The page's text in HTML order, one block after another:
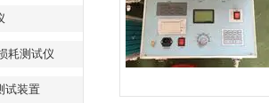
耗测试仪
试装置